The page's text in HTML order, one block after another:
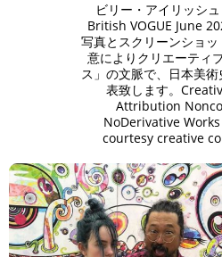
ビリー・アイリッシ
British VOGUE June
写真とスクリーンショ
意によりクリエーティ
ス」の文脈で、日本美
表致します。
Attribution
NoDerivative
courtesy creative